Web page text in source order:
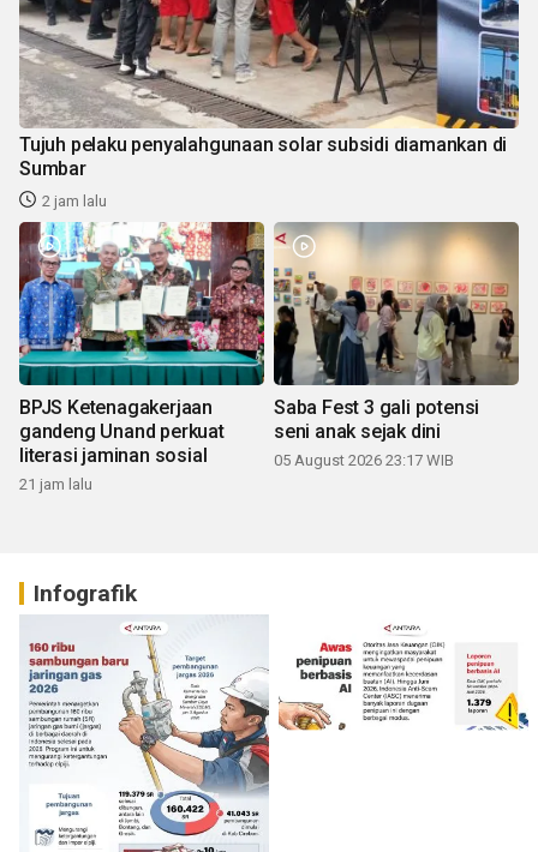
Tujuh pelaku penyalahgunaan solar subsidi diamankan di
Sumbar
2 jam lalu
BPJS Ketenagakerjaan
gandeng Unand perkuat
literasi jaminan sosial
21 jam lalu
Saba Fest 3 gali potensi
seni anak sejak dini
05 August 2026 23:17 WIB
Infografik